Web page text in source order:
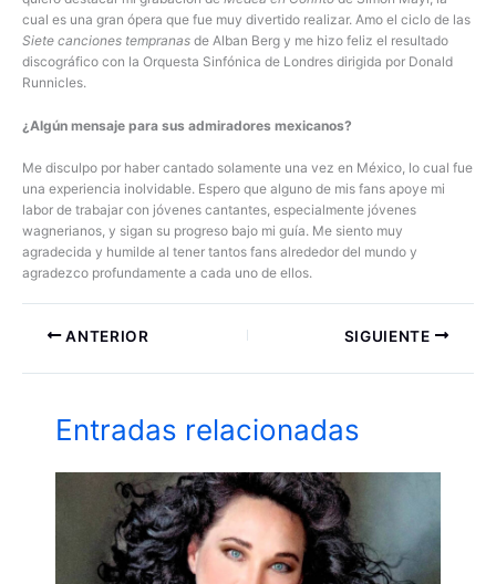
cual es una gran ópera que fue muy divertido realizar. Amo el ciclo de las
Siete canciones tempranas de Alban Berg y me hizo feliz el resultado
discográfico con la Orquesta Sinfónica de Londres dirigida por Donald
Runnicles.
¿Algún mensaje para sus admiradores mexicanos?
Me disculpo por haber cantado solamente una vez en México, lo cual fue
una experiencia inolvidable. Espero que alguno de mis fans apoye mi
labor de trabajar con jóvenes cantantes, especialmente jóvenes
wagnerianos, y sigan su progreso bajo mi guía. Me siento muy
agradecida y humilde al tener tantos fans alrededor del mundo y
agradezco profundamente a cada uno de ellos.
ANTERIOR SIGUIENTE
Entradas relacionadas